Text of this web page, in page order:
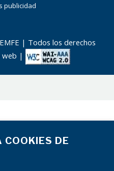
publicidad
| Todos los derechos
web |
DE